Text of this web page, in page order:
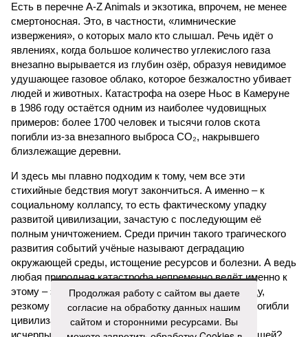
Есть в перечне A-Z Animals и экзотика, впрочем, не менее
смертоносная. Это, в частности, «лимнические
извержения», о которых мало кто слышал. Речь идёт о
явлениях, когда большое количество углекислого газа
внезапно вырывается из глубин озёр, образуя невидимое
удушающее газовое облако, которое безжалостно убивает
людей и животных. Катастрофа на озере Ньос в Камеруне
в 1986 году остаётся одним из наиболее чудовищных
примеров: более 1700 человек и тысячи голов скота
погибли из-за внезапного выброса CO₂, накрывшего
близлежащие деревни.
И здесь мы плавно подходим к тому, чем все эти
стихийные бедствия могут закончиться. А именно – к
социальному коллапсу, то есть фактическому упадку
развитой цивилизации, зачастую с последующим её
полным уничтожением. Среди причин такого трагического
развития событий учёные называют деградацию
окружающей среды, истощение ресурсов и болезни. А ведь
любая природная катастрофа непременно ведёт именно к
этому – экономическому кризису, эпидемиям, голоду,
резкому сокращению численности населения. Так погибли
цивилизации шумеров, майя, кхмеров – список не
исчерпывающий. Какая цивилизация будет следующей?
Продолжая работу с сайтом вы даете
согласие на обработку данных нашим
сайтом и сторонними ресурсами. Вы